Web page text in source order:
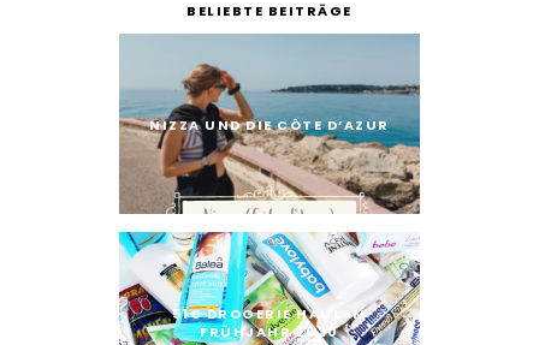
BELIEBTE BEITRÄGE
NIZZA UND DIE CÔTE D’AZUR
51€ DROGERIE HAUL IM
FRÜHJAHR 2020